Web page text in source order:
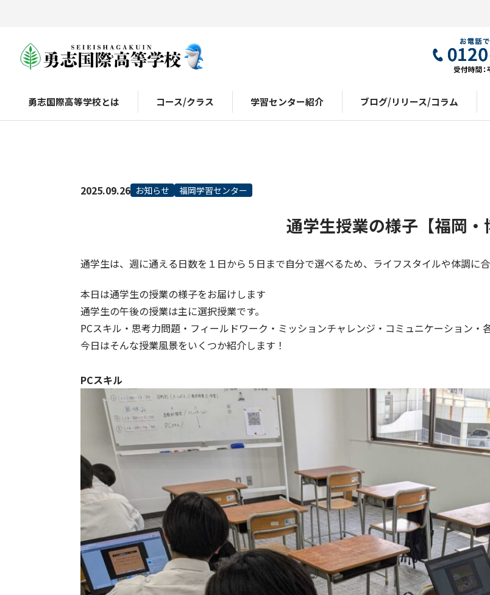
勇志国際高等学校とは コース/クラス 学習センター紹介 ブログ/リリース/コラム
2025.09.26 お知らせ 福岡学習センター
通学生授業の様子【福岡・
通学生は、週に通える日数を１日から５日まで自分で選べるため、ライフスタイルや体調に
本日は通学生の授業の様子をお届けします
通学生の午後の授業は主に選択授業です。
PCスキル・思考力問題・フィールドワーク・ミッションチャレンジ・コミュニケーション
今日はそんな授業風景をいくつか紹介します！
PCスキル